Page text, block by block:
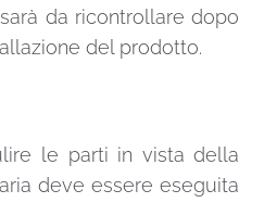
da ricontrollare dopo
del prodotto.
le parti in vista della
deve essere eseguita